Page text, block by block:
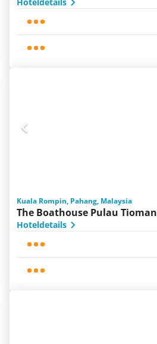
Kuala Rompin, Pahang, Malaysia
The Boathouse Pulau Tioman
Hoteldetails